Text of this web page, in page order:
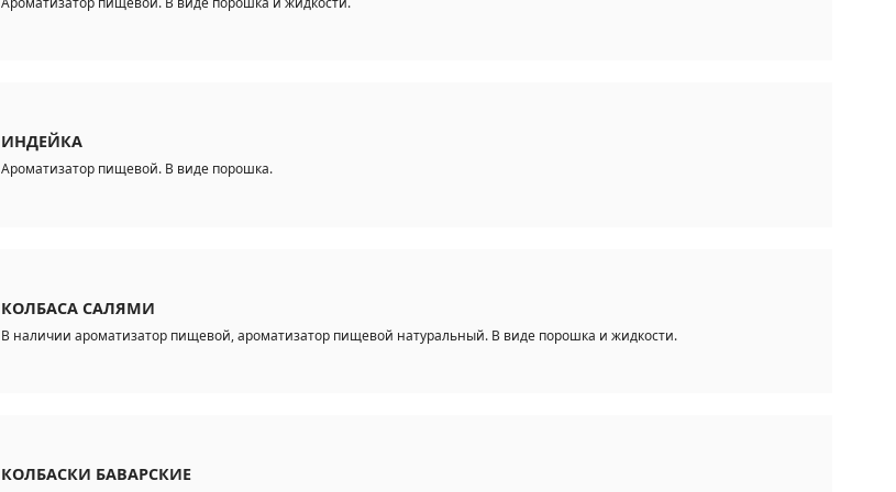
ИНДЕЙКА
Ароматизатор пищевой. В виде порошка.
КОЛБАСА САЛЯМИ
В наличии ароматизатор пищевой, ароматизатор пищевой натуральный. В виде порошка и жидкости.
КОЛБАСКИ БАВАРСКИЕ